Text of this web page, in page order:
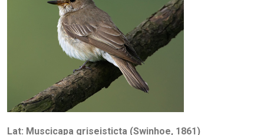
Lat: Muscicapa griseisticta (Swinhoe, 1861)